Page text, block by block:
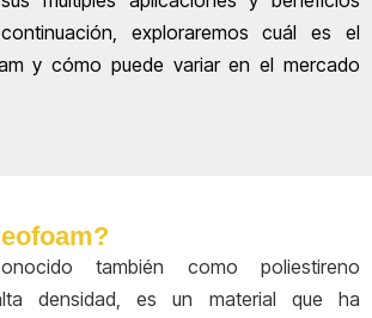
exploraremos cuál es el
y cómo puede variar en el mercado
también como poliestireno
densidad, es un material que ha